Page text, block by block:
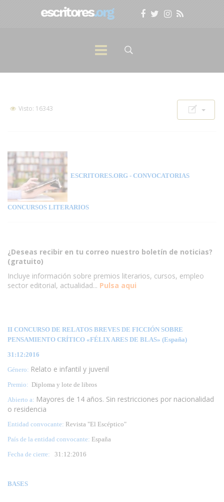
Visto: 16343
ESCRITORES.ORG - CONVOCATORIAS
CONCURSOS LITERARIOS
¿Deseas recibir en tu correo nuestro boletín de noticias?
(gratuito)
Incluye información sobre premios literarios, cursos, empleo
sector editorial, actualidad... Pulsa aqui
II CONCURSO DE RELATOS BREVES DE FICCIÓN SOBRE
PENSAMIENTO CRÍTICO «FÉLIX ARES DE BLAS» (España)
31:12:2016
Género: Relato e infantil y juvenil
Premio: Diploma y lote de libros
Abierto a: Mayores de 14 años. Sin restricciones por nacionalidad
o residencia
Entidad convocante: Revista "El Escéptico"
País de la entidad convocante: España
Fecha de cierre:
31 :12:2016
BASES